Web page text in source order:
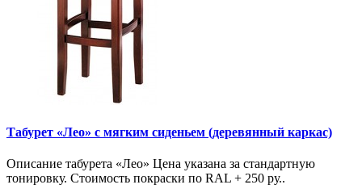
Табурет «Лео» с мягким сиденьем (деревянный каркас)
Описание табурета «Лео» Цена указана за стандартную
тонировку. Стоимость покраски по RAL + 250 ру..